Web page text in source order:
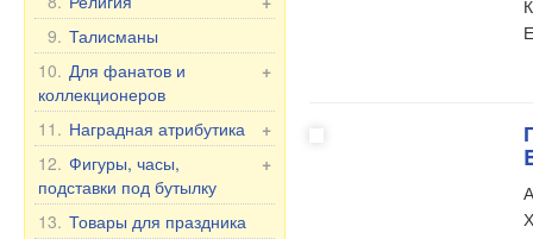
Иконы в машину
Настольные иконы, 2-,
3-, 4-ные
Иконы в ризе
Другие иконы
30x40 см, деревянные,
двойное тиснение
9. Талисманы
+
10. Для фанатов и
коллекционеров
Фанатам и
коллекционерам
Флаги и вымпелы
Фляжки
+
11. Наградная атрибутика
Наградные аксессуары
Для женщин
Для мужчин
+
12. Фигуры, часы,
подставки под бутылку
Фигуры Романтика
13. Товары для праздника